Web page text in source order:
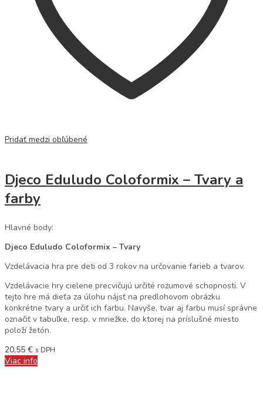
Pridať medzi obľúbené
Djeco Eduludo Coloformix – Tvary a
farby
Hlavné body:
Djeco Eduludo Coloformix – Tvary
Vzdelávacia hra pre deti od 3 rokov na určovanie farieb a tvarov.
Vzdelávacie hry cielene precvičujú určité rozumové schopnosti. V
tejto hre má dieťa za úlohu nájsť na predlohovom obrázku
konkrétne tvary a určiť ich farbu. Navyše, tvar aj farbu musí správne
označiť v tabuľke, resp. v mriežke, do ktorej na príslušné miesto
položí žetón.
20,55 € s DPH
Viac info